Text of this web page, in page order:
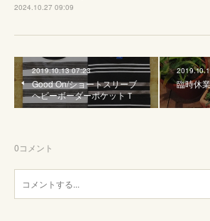
2024.10.27 09:09
2019.10.13 07:23
Good On/ショートスリーブ
ヘビーボーダーポケットＴ
臨時休
0コメント